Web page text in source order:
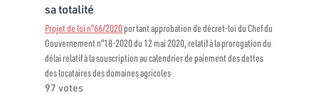
sa totalité
Projet de loi n°66/2020portant approbation de décret-loi du Chef du
Gouvernement n°18-2020 du 12 mai 2020, relatif à la prorogation du
délai relatif à la souscription au calendrier de paiement des dettes
des locataires des domaines agricoles
97 votes